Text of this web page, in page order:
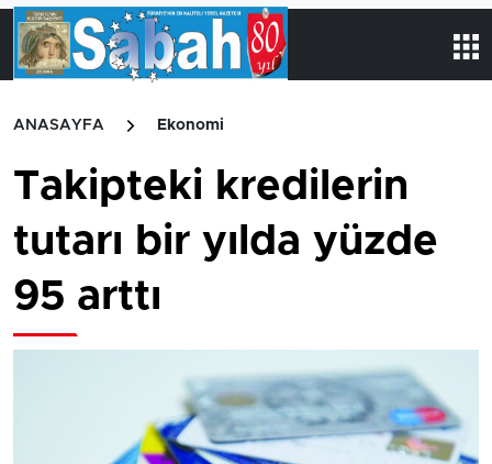
ANASAYFA Ekonomi
Takipteki kredilerin
tutarı bir yılda yüzde
95 arttı